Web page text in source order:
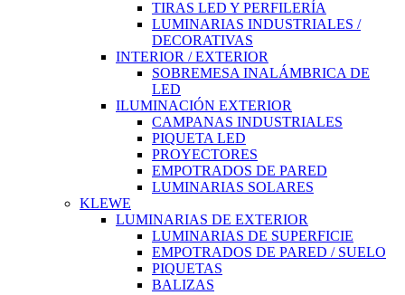
TIRAS LED Y PERFILERÍA
LUMINARIAS INDUSTRIALES /
DECORATIVAS
INTERIOR / EXTERIOR
SOBREMESA INALÁMBRICA DE
LED
ILUMINACIÓN EXTERIOR
CAMPANAS INDUSTRIALES
PIQUETA LED
PROYECTORES
EMPOTRADOS DE PARED
LUMINARIAS SOLARES
KLEWE
LUMINARIAS DE EXTERIOR
LUMINARIAS DE SUPERFICIE
EMPOTRADOS DE PARED / SUELO
PIQUETAS
BALIZAS